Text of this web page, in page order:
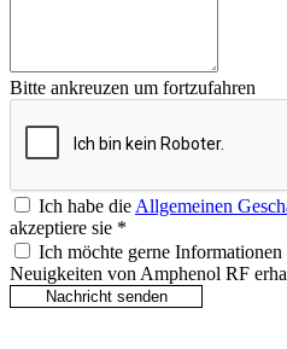
Bitte ankreuzen um fortzufahren
Ich habe dieAllgemeinen
akzeptiere sie *
Ich möchte gerne
Neuigkeiten von Amphenol RF